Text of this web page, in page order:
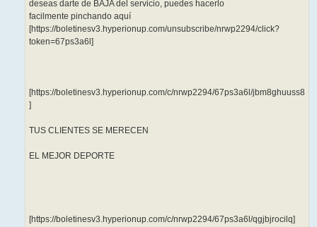
deseas darte de BAJA del servicio, puedes hacerlo
facilmente pinchando aquí
[https://boletinesv3.hyperionup.com/unsubscribe/nrwp2294/click?
token=67ps3a6l]
[https://boletinesv3.hyperionup.com/c/nrwp2294/67ps3a6l/jbm8ghuuss8
]
TUS CLIENTES SE MERECEN
EL MEJOR DEPORTE
[https://boletinesv3.hyperionup.com/c/nrwp2294/67ps3a6l/qgjbjrocilq]